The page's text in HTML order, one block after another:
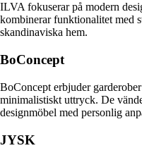
ILVA fokuserar på modern
kombinerar funktionalitet med
skandinaviska hem.
BoConcept
BoConcept erbjuder
minimalistiskt uttryck. De
designmöbel med personlig
JYSK